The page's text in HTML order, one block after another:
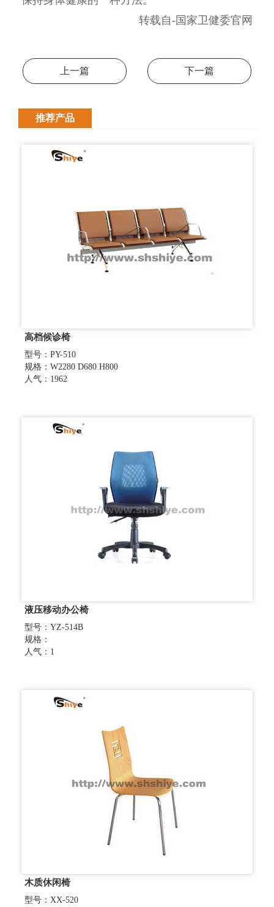
转载自-国家卫健委官网
上一篇 下一篇
推荐产品
高档候诊椅
型号：PY-510
规格：W2280 D680 H800
人气：1962
液压移动办公椅
型号：YZ-514B
规格：
人气：1
木质休闲椅
型号：XX-520